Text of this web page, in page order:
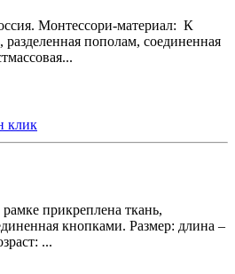
Монтессори-материал: К
разделенная пополам, соединенная
клик
прикреплена ткань,
кнопками. Размер: длина –
...